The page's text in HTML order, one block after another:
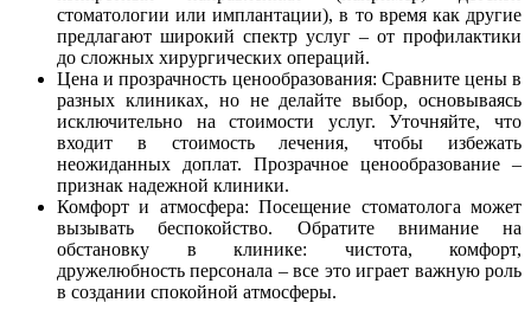
стоматологии или имплантации), в то время как другие
предлагают широкий спектр услуг – от профилактики
до сложных хирургических операций.
Цена и прозрачность ценообразования: Сравните цены в
разных клиниках, но не делайте выбор, основываясь
исключительно на стоимости услуг. Уточняйте, что
входит в стоимость лечения, чтобы избежать
неожиданных доплат. Прозрачное ценообразование –
признак надежной клиники.
Комфорт и атмосфера: Посещение стоматолога может
вызывать беспокойство. Обратите внимание на
обстановку в клинике: чистота, комфорт,
дружелюбность персонала – все это играет важную роль
в создании спокойной атмосферы.